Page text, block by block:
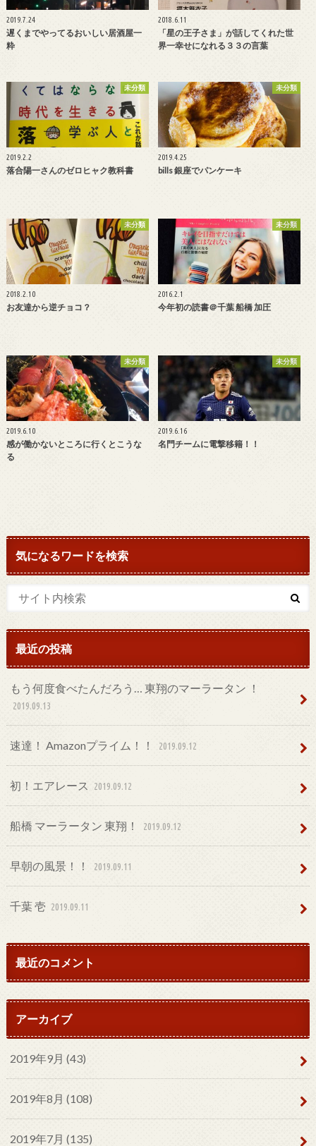
2019.7.24
遅くまでやってるおいしい居酒屋一
粋
2018.6.11
「星の王子さま」が話してくれた世
界一幸せになれる３３の言葉
未分類
2019.2.2
落合陽一さんのゼロヒャク教科書
未分類
2019.4.25
bills 銀座でパンケーキ
未分類
2018.2.10
お友達から逆チョコ？
未分類
2016.2.1
今年初の読書＠千葉 船橋 加圧
未分類
2019.6.10
感が働かないところに行くとこうな
る
未分類
2019.6.16
名門チームに電撃移籍！！
気になるワードを検索
最近の投稿
もう何度食べたんだろう… 東翔のマーラータン ！
2019.09.13
速達！ Amazonプライム！！ 2019.09.12
初！エアレース 2019.09.12
船橋 マーラータン 東翔！ 2019.09.12
早朝の風景！！ 2019.09.11
千葉 壱 2019.09.11
最近のコメント
アーカイブ
2019年9月 (43)
2019年8月 (108)
2019年7月 (135)